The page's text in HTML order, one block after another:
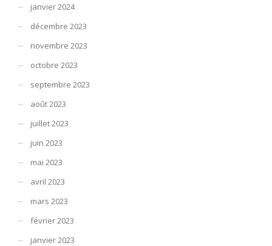
janvier 2024
décembre 2023
novembre 2023
octobre 2023
septembre 2023
août 2023
juillet 2023
juin 2023
mai 2023
avril 2023
mars 2023
février 2023
janvier 2023